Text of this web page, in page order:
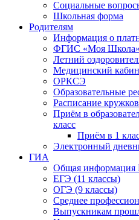
Социальные
Школьная форма
Родителям
Информация о
ФГИС «Моя Школа»
Летний
Медицинский
ОРКСЭ
Образовательные
Расписание
Приём в
класс
Приём в 1
Электронный
ГИА
Общая
ЕГЭ (11 классы)
ОГЭ (9 классы)
Среднее
Выпускникам